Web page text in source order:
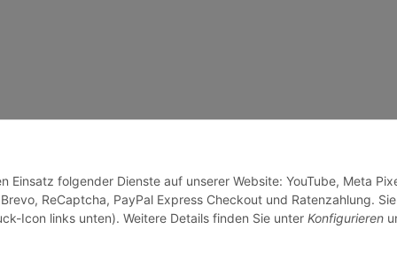
Einsatz folgender Dienste auf unserer Website: YouTube, Meta
ReCaptcha, PayPal Express Checkout und Ratenzahlung. Sie
Icon links unten). Weitere Details finden Sie unter Konfigurieren